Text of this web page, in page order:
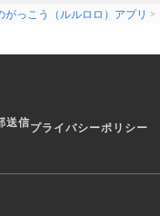
がっこう（ルルロロ）アプリ
送信プライバシーポリシー